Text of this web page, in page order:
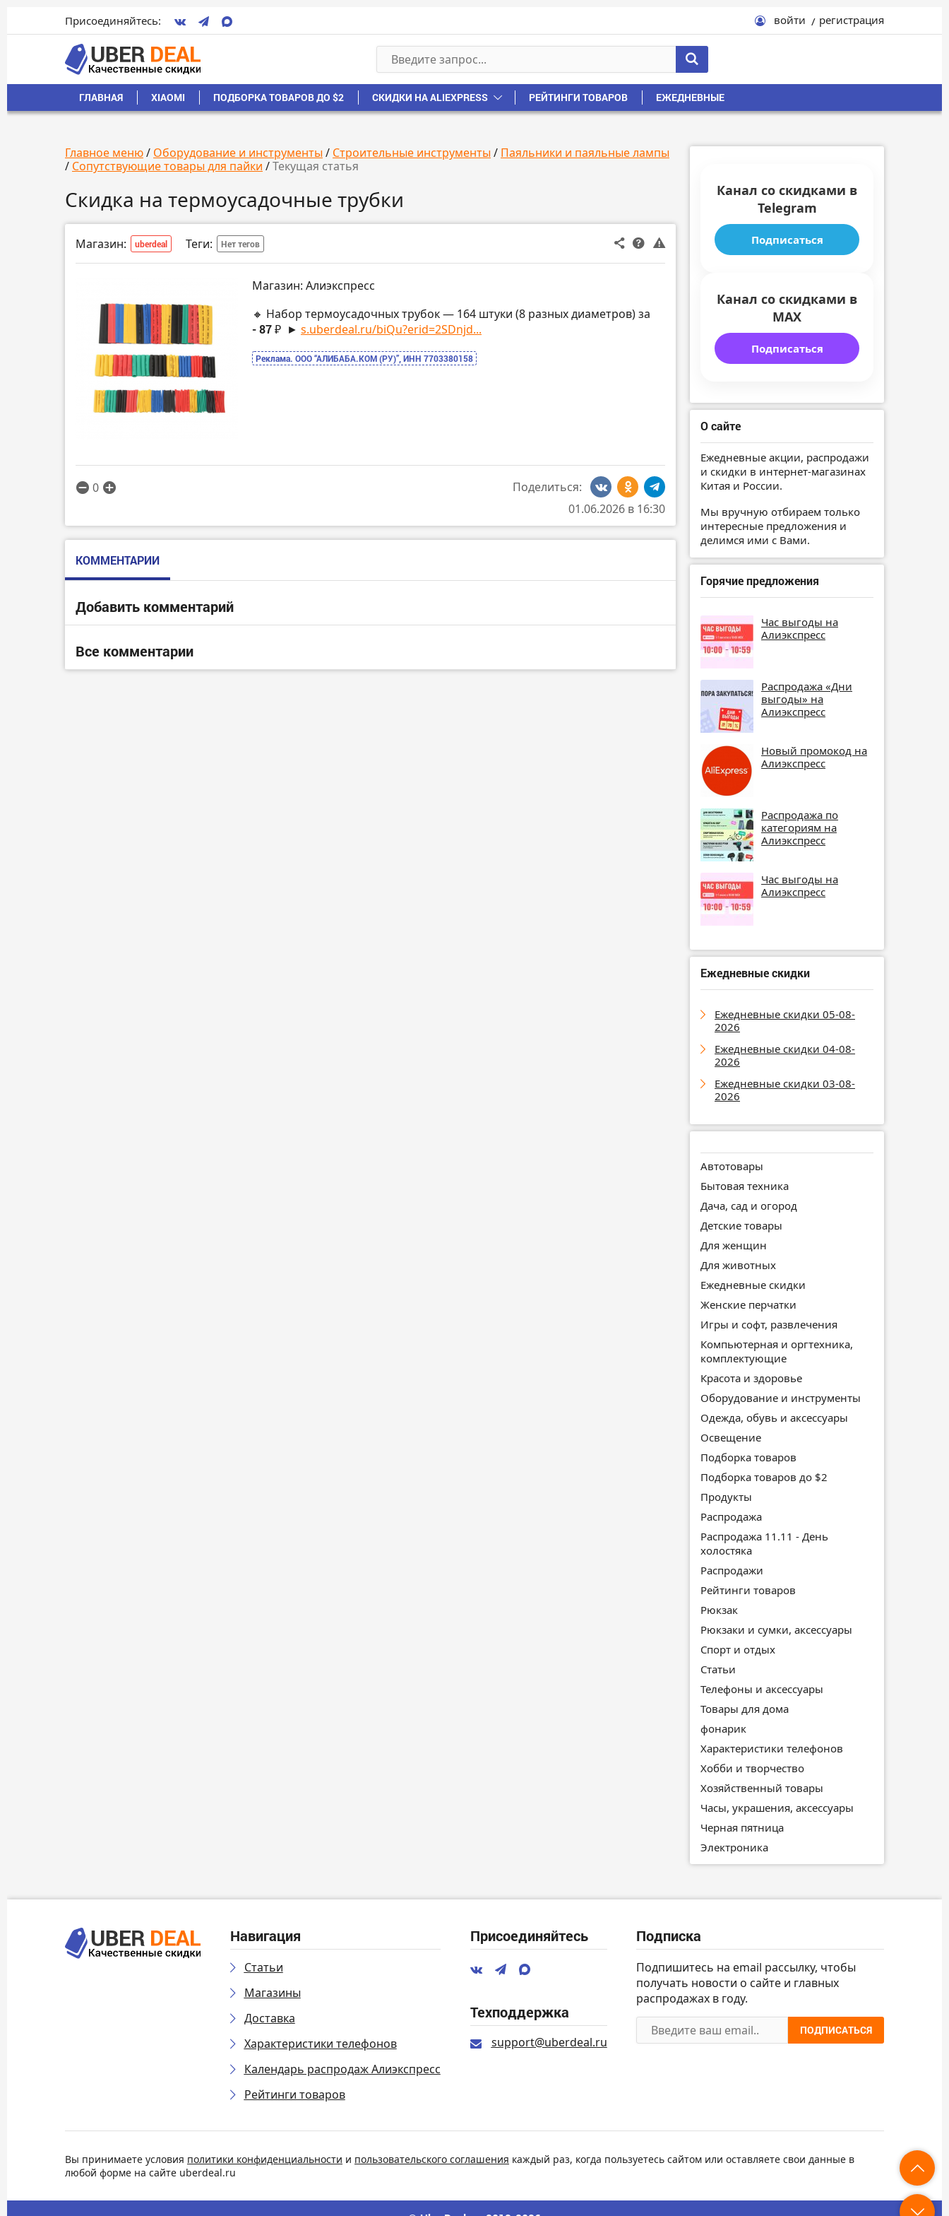
Присоединяйтесь: войти регистрация
ГЛАВНАЯ XIAOMI ПОДБОРКА ТОВАРОВ ДО $2 СКИДКИ НА ALIEXPRESS РЕЙТИНГИ ТОВАРОВ ЕЖЕДНЕВНЫЕ
Главное меню/ Оборудование и инструменты / Строительные инструменты / Паяльники и паяльные лампы
/ Сопутствующие товары для пайки /Текущая статья
Скидка на термоусадочные трубки
Магазин: uberdeal Теги: Нет тегов
Магазин: Алиэкспресс
🔸 Набор термоусадочных трубок — 164 штуки (8 разных диаметров) за
- 87 ₽ ► s.uberdeal.ru/biQu?erid=2SDnjd...
Реклама. ООО “АЛИБАБА.КОМ (РУ)”, ИНН 7703380158
0
Поделиться:
01.06.2026 в 16:30
КОММЕНТАРИИ
Добавить комментарий
Все комментарии
Канал со скидками в
Telegram
Подписаться
Канал со скидками в
MAX
Подписаться
О сайте
Ежедневные акции, распродажи
и скидки в интернет-магазинах
Китая и России.
Мы вручную отбираем только
интересные предложения и
делимся ими с Вами.
Горячие предложения
Час выгоды на
Алиэкспресс
Распродажа «Дни
выгоды» на
Алиэкспресс
Новый промокод на
Алиэкспресс
Распродажа по
категориям на
Алиэкспресс
Час выгоды на
Алиэкспресс
Ежедневные скидки
Ежедневные скидки 05-08-
2026
Ежедневные скидки 04-08-
2026
Ежедневные скидки 03-08-
2026
Автотовары
Бытовая техника
Дача, сад и огород
Детские товары
Для женщин
Для животных
Ежедневные скидки
Женские перчатки
Игры и софт, развлечения
Компьютерная и оргтехника,
комплектующие
Красота и здоровье
Оборудование и инструменты
Одежда, обувь и аксессуары
Освещение
Подборка товаров
Подборка товаров до $2
Продукты
Распродажа
Распродажа 11.11 - День
холостяка
Распродажи
Рейтинги товаров
Рюкзак
Рюкзаки и сумки, аксессуары
Спорт и отдых
Статьи
Телефоны и аксессуары
Товары для дома
фонарик
Характеристики телефонов
Хобби и творчество
Хозяйственный товары
Часы, украшения, аксессуары
Черная пятница
Электроника
Навигация
Статьи
Магазины
Доставка
Характеристики телефонов
Календарь распродаж Алиэкспресс
Рейтинги товаров
Присоединяйтесь
Техподдержка
support@uberdeal.ru
Подписка
Подпишитесь на email рассылку, чтобы
получать новости о сайте и главных
распродажах в году.
ПОДПИСАТЬСЯ
Вы принимаете условия политики конфиденциальности и пользовательского соглашения каждый раз, когда пользуетесь сайтом или оставляете свои данные в
любой форме на сайте uberdeal.ru